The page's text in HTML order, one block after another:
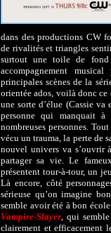
dans des productions CW
de rivalités et triangles
surtout une toile de fond
accompagnement
principales scènes de la
orientée ados, voilà donc
une sorte d’élue (Cassie va
personne qui manquait à
nombreuses personnes.
vécu un trauma, la perte de
nouvel univers va s’ouvrir
partager sa vie. Le
présentent tour-à-tour, un
Là encore, côté
sérieuse qu’on imagine
semble avoir été à bon
Vampire-Slayer, qui
clairement et efficacement